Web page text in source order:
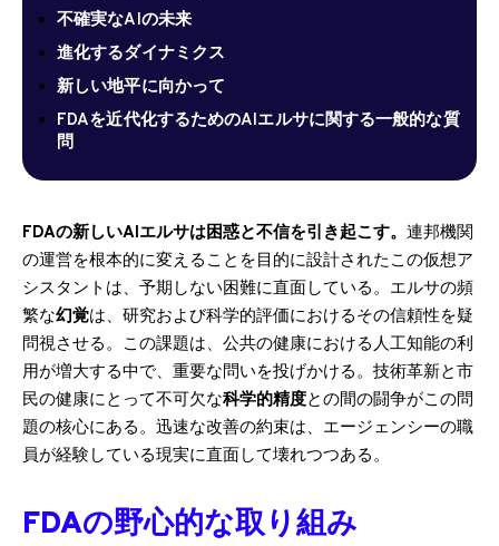
不確実なAIの未来
進化するダイナミクス
新しい地平に向かって
FDAを近代化するためのAIエルサに関する一般的な質
問
FDAの新しいAIエルサは困惑と不信を引き起こす。 連邦機関
の運営を根本的に変えることを目的に設計されたこの仮想ア
シスタントは、予期しない困難に直面している。エルサの頻
繁な幻覚は、研究および科学的評価におけるその信頼性を疑
問視させる。この課題は、公共の健康における人工知能の利
用が増大する中で、重要な問いを投げかける。技術革新と市
民の健康にとって不可欠な科学的精度との間の闘争がこの問
題の核心にある。迅速な改善の約束は、エージェンシーの職
員が経験している現実に直面して壊れつつある。
FDAの野心的な取り組み